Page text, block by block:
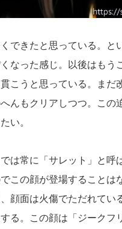
できたと思っている。と
なった感じ。以後はもう
こうと思っている。まだ
んもクリアしつつ。この
い。
は常に「サレット」と呼
この顔が登場することは
顔面は火傷でただれてい
る。この顔は「ジークフ